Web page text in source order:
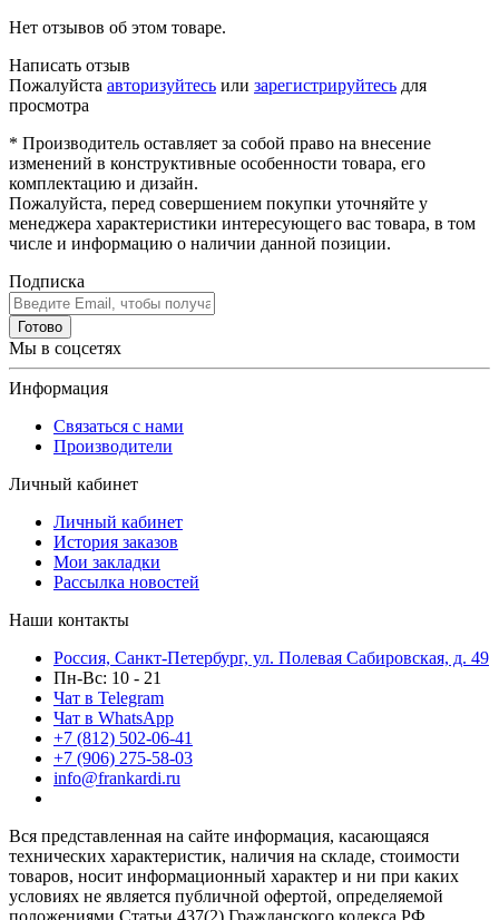
Нет отзывов об этом товаре.
Написать отзыв
Пожалуйста авторизуйтесь или зарегистрируйтесь для
просмотра
* Производитель оставляет за собой право на внесение
изменений в конструктивные особенности товара, его
комплектацию и дизайн.
Пожалуйста, перед совершением покупки уточняйте у
менеджера характеристики интересующего вас товара, в том
числе и информацию о наличии данной позиции.
Подписка
Готово
Мы в соцсетях
Информация
Связаться с нами
Производители
Личный кабинет
Личный кабинет
История заказов
Мои закладки
Рассылка новостей
Наши контакты
Россия, Санкт-Петербург, ул. Полевая Сабировская, д. 49
Пн-Вс: 10 - 21
Чат в Telegram
Чат в WhatsApp
+7 (812) 502-06-41
+7 (906) 275-58-03
info@frankardi.ru
Вся представленная на сайте информация, касающаяся
технических характеристик, наличия на складе, стоимости
товаров, носит информационный характер и ни при каких
условиях не является публичной офертой, определяемой
положениями Статьи 437(2) Гражданского кодекса РФ.